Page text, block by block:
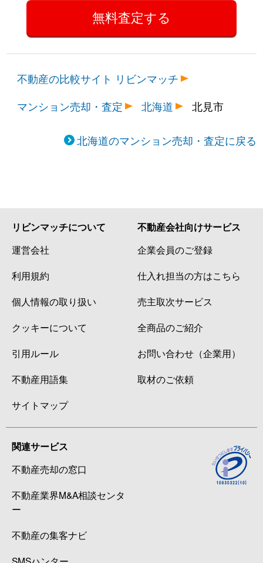
不動産の比較サイト リビンマッチ
マンション売却・査定
北海道 北見市
北海道のマンション売却・査定に戻る
リビンマッチについて
運営会社
利用規約
個人情報の取り扱い
クッキーについて
引用ルール
不動産用語集
サイトマップ
不動産会社向けサービス
企業会員のご登録
仕入れ担当の方はこちら
売主取次サービス
全商品のご紹介
お問い合わせ（企業用）
取材のご依頼
関連サービス
不動産売却の窓口
不動産業界M&A相談センタ
ー
不動産の集客ナビ